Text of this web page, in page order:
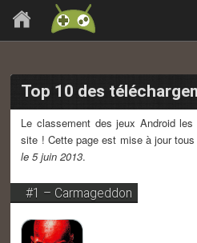
Top 10 des
Le classement des jeux Android
site ! Cette page est mise à jour
le 5 juin 2013.
#1 – Carmageddon